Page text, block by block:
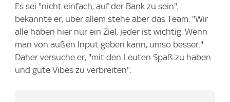
Es sei "nicht einfach, auf der Bank zu sein",
bekannte er, über allem stehe aber das Team. "Wir
alle haben hier nur ein Ziel, jeder ist wichtig. Wenn
man von außen Input geben kann, umso besser."
Daher versuche er, "mit den Leuten Spaß zu haben
und gute Vibes zu verbreiten".